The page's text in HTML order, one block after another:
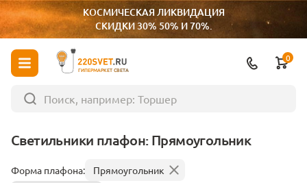
КОСМИЧЕСКАЯ ЛИКВИДАЦИЯ
СКИДКИ 30% 50% И 70%.
ГИПЕРМАРКЕТ СВЕТА
0
Светильники плафон: Прямоугольник
Форма плафона: Прямоугольник